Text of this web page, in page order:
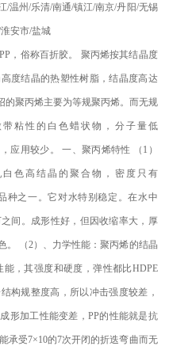
/温州 /乐清/南通/镇江/南京/丹阳/无锡
淮安市/盐城
PP ，俗称百折胶。 聚丙烯按其结晶度
度结晶的热塑性树脂，结晶度高达
的聚丙烯主要为等规聚丙烯。而无规
粘性的白色蜡状物，分子量低
应用较少。一、聚丙烯特性 （ 1 ）
色高结晶的聚合物，密度只有
种之一。它对水特别稳定。在水中
之间。成形性好，但因收缩率大，厚
。 （2）、力学性能：聚丙烯的结晶
能，其强度和硬度，弹性都比HDPE
构规整度高，所以冲击强度较差，
形加工性能变差， PP的性能就是抗
承受7×10的7次开闭的折迭弯曲而无